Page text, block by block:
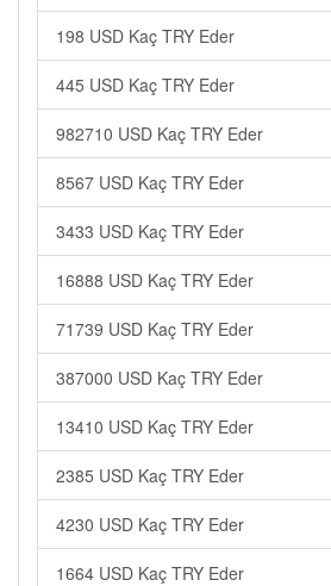
198 USD Kaç TRY Eder
445 USD Kaç TRY Eder
982710 USD Kaç TRY Eder
8567 USD Kaç TRY Eder
3433 USD Kaç TRY Eder
16888 USD Kaç TRY Eder
71739 USD Kaç TRY Eder
387000 USD Kaç TRY Eder
13410 USD Kaç TRY Eder
2385 USD Kaç TRY Eder
4230 USD Kaç TRY Eder
1664 USD Kaç TRY Eder